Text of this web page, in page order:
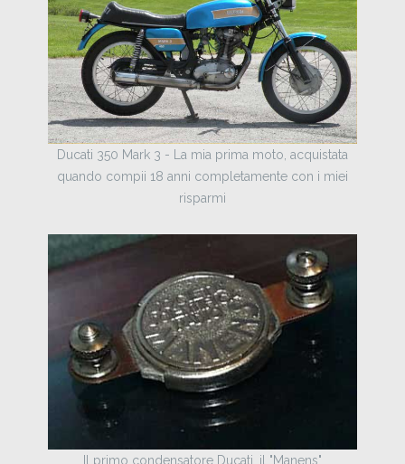
Ducati 350 Mark 3 - La mia prima moto, acquistata
quando compii 18 anni completamente con i miei
risparmi
Il primo condensatore Ducati, il "Manens"